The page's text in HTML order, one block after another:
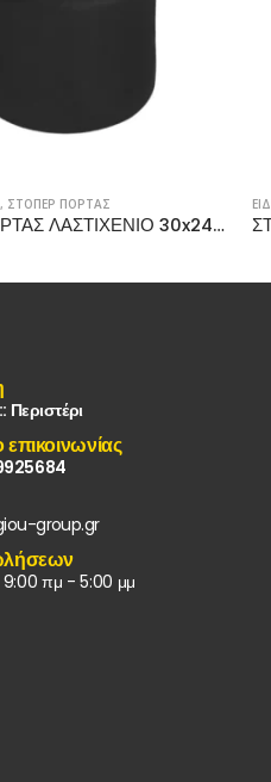
,ΣΤΟΠΕΡ ΠΟΡΤΑΣ
group.gr
πμ - 5:00 μμ